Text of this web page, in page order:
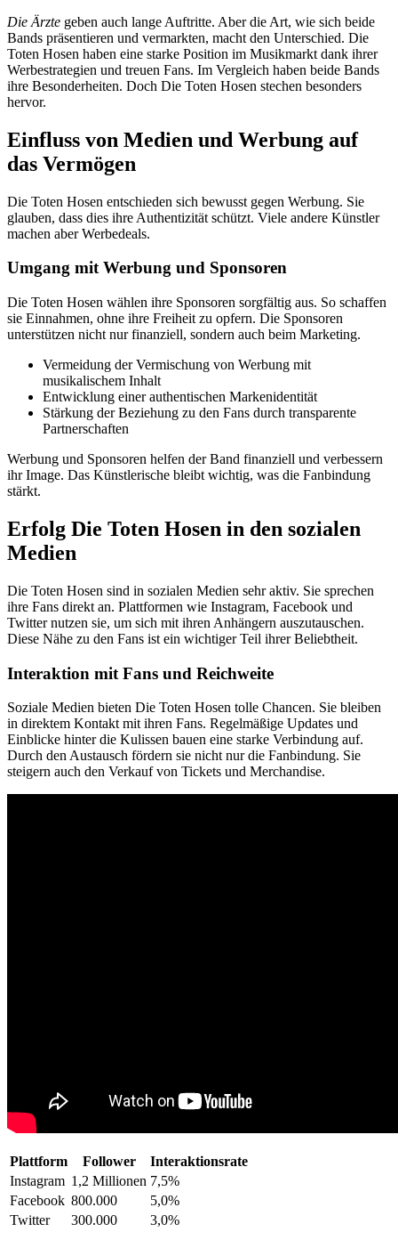
Die Ärzte geben auch lange Auftritte. Aber die Art, wie sich beide
Bands präsentieren und vermarkten, macht den Unterschied. Die
Toten Hosen haben eine starke Position im Musikmarkt dank ihrer
Werbestrategien und treuen Fans. Im Vergleich haben beide Bands
ihre Besonderheiten. Doch Die Toten Hosen stechen besonders
hervor.
Einfluss von Medien und Werbung auf
das Vermögen
Die Toten Hosen entschieden sich bewusst gegen Werbung. Sie
glauben, dass dies ihre Authentizität schützt. Viele andere Künstler
machen aber Werbedeals.
Umgang mit Werbung und Sponsoren
Die Toten Hosen wählen ihre Sponsoren sorgfältig aus. So schaffen
sie Einnahmen, ohne ihre Freiheit zu opfern. Die Sponsoren
unterstützen nicht nur finanziell, sondern auch beim Marketing.
Vermeidung der Vermischung von Werbung mit
musikalischem Inhalt
Entwicklung einer authentischen Markenidentität
Stärkung der Beziehung zu den Fans durch transparente
Partnerschaften
Werbung und Sponsoren helfen der Band finanziell und verbessern
ihr Image. Das Künstlerische bleibt wichtig, was die Fanbindung
stärkt.
Erfolg Die Toten Hosen in den sozialen
Medien
Die Toten Hosen sind in sozialen Medien sehr aktiv. Sie sprechen
ihre Fans direkt an. Plattformen wie Instagram, Facebook und
Twitter nutzen sie, um sich mit ihren Anhängern auszutauschen.
Diese Nähe zu den Fans ist ein wichtiger Teil ihrer Beliebtheit.
Interaktion mit Fans und Reichweite
Soziale Medien bieten Die Toten Hosen tolle Chancen. Sie bleiben
in direktem Kontakt mit ihren Fans. Regelmäßige Updates und
Einblicke hinter die Kulissen bauen eine starke Verbindung auf.
Durch den Austausch fördern sie nicht nur die Fanbindung. Sie
steigern auch den Verkauf von Tickets und Merchandise.
Plattform Follower
Interaktionsrate
Instagram 1,2 Millionen 7,5%
Facebook 800.000
5,0%
Twitter
300.000 3,0%